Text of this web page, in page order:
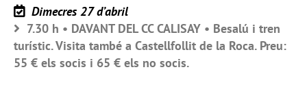
Dimecres 27 d’abril
7.30 h • DAVANT DEL CC CALISAY • Besalú i tren
turístic. Visita també a Castellfollit de la Roca. Preu:
55 € els socis i 65 € els no socis.